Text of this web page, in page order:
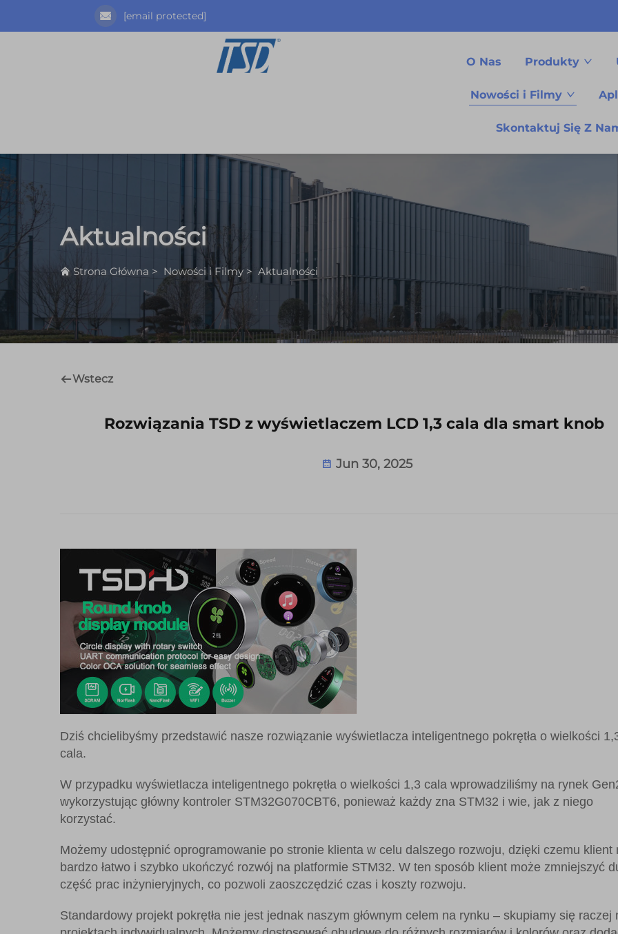
[email protected]
O Nas Produkty
Nowości i Filmy
Skontaktuj Się Z
Aktualności
Strona Główna > Nowości i Filmy > Aktualności
Wstecz
Rozwiązania TSD z wyświetlaczem LCD 1,3 cala dla smart knob
Jun 30, 2025
Dziś chcielibyśmy przedstawić nasze rozwiązanie wyświetlacza inteligentnego pokrętła o wielkości
cala.
W przypadku wyświetlacza inteligentnego pokrętła o wielkości 1,3 cala wprowadziliśmy na rynek
wykorzystując główny kontroler STM32G070CBT6, ponieważ każdy zna STM32 i wie, jak z niego
korzystać.
Możemy udostępnić oprogramowanie po stronie klienta w celu dalszego rozwoju, dzięki czemu klient
bardzo łatwo i szybko ukończyć rozwój na platformie STM32. W ten sposób klient może zmniejszyć
część prac inżynieryjnych, co pozwoli zaoszczędzić czas i koszty rozwoju.
Standardowy projekt pokrętła nie jest jednak naszym głównym celem na rynku – skupiamy się raczej